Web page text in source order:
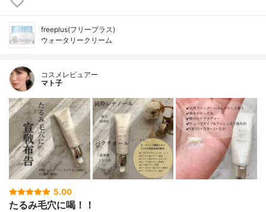
freeplus(フリープラス)
ウォータリークリーム
コスメレビュアー
マト子
5.00
たるみ毛穴に喝！！